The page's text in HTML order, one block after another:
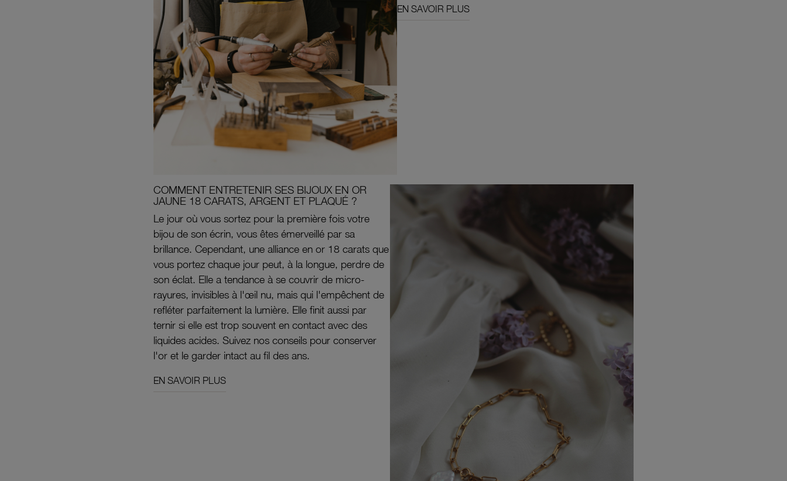
EN SAVOIR PLUS
COMMENT ENTRETENIR SES BIJOUX EN OR
JAUNE 18 CARATS, ARGENT ET PLAQUÉ ?
Le jour où vous sortez pour la première fois votre
bijou de son écrin, vous êtes émerveillé par sa
brillance. Cependant, une alliance en or 18 carats que
vous portez chaque jour peut, à la longue, perdre de
son éclat. Elle a tendance à se couvrir de micro-
rayures, invisibles à l'œil nu, mais qui l'empêchent de
refléter parfaitement la lumière. Elle finit aussi par
ternir si elle est trop souvent en contact avec des
liquides acides. Suivez nos conseils pour conserver
l'or et le garder intact au fil des ans.
EN SAVOIR PLUS